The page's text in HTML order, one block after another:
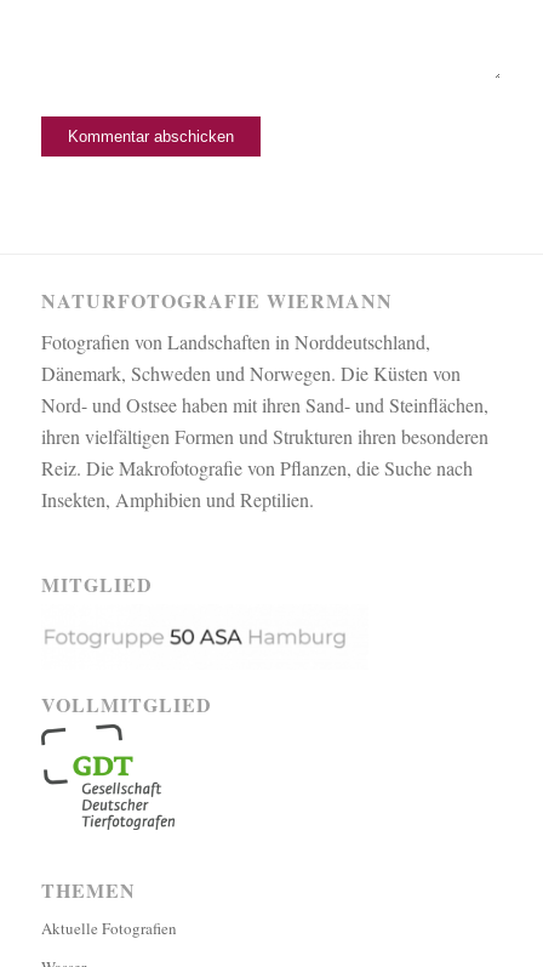
NATURFOTOGRAFIE WIERMANN
Fotografien von Landschaften in Norddeutschland,
Dänemark, Schweden und Norwegen. Die Küsten von
Nord- und Ostsee haben mit ihren Sand- und Steinflächen,
ihren vielfältigen Formen und Strukturen ihren besonderen
Reiz. Die Makrofotografie von Pflanzen, die Suche nach
Insekten, Amphibien und Reptilien.
MITGLIED
VOLLMITGLIED
THEMEN
Aktuelle Fotografien